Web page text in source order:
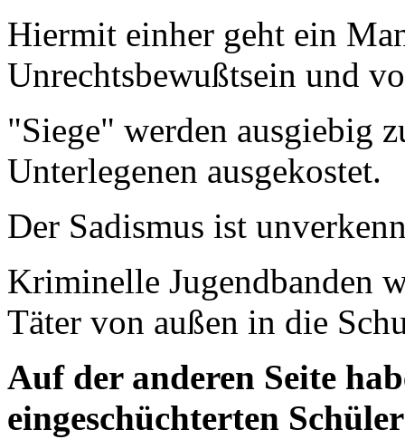
Hiermit einher geht ein
Unrechtsbewußtsein und
"Siege" werden ausgiebig
Unterlegenen ausgekostet.
Der Sadismus ist
Kriminelle Jugendbanden
Täter von außen in die
Auf der anderen Seite
eingeschüchterten